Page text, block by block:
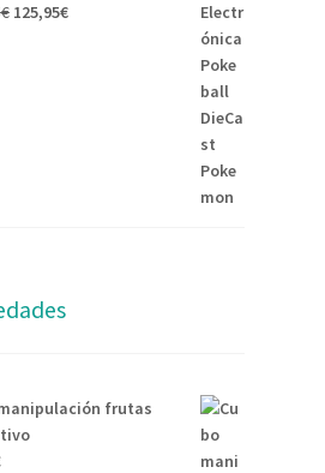
€ 125,95€
frutas